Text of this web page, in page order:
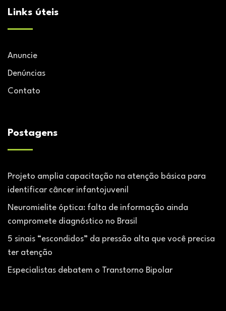
Links úteis
Anuncie
Denúncias
Contato
Postagens
Projeto amplia capacitação na atenção básica para
identificar câncer infantojuvenil
Neuromielite óptica: falta de informação ainda
compromete diagnóstico no Brasil
5 sinais “escondidos” da pressão alta que você precisa
ter atenção
Especialistas debatem o Transtorno Bipolar